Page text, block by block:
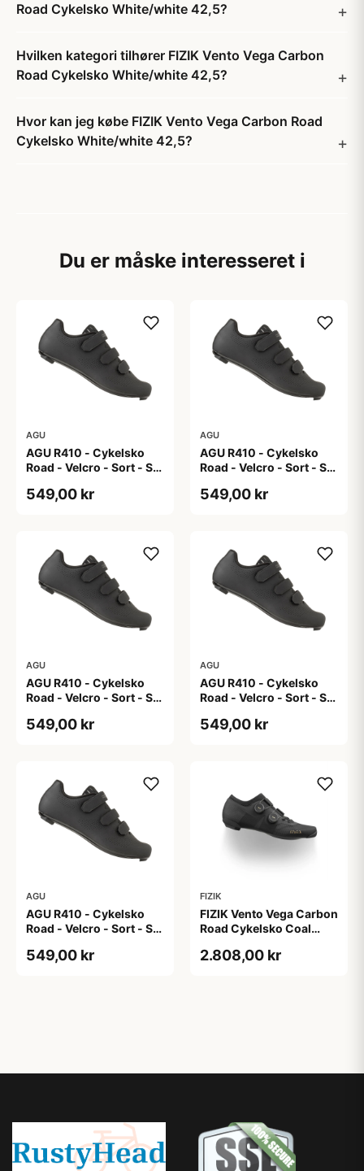
Road Cykelsko White/white 42,5?
Hvilken kategori tilhører FIZIK Vento Vega Carbon
Road Cykelsko White/white 42,5?
Hvor kan jeg købe FIZIK Vento Vega Carbon Road
Cykelsko White/white 42,5?
Du er måske interesseret i
AGU
AGU R410 - Cykelsko
Road - Velcro - Sort - Str.
549,00 kr
AGU
AGU R410 - Cykelsko
Road - Velcro - Sort - Str.
549,00 kr
AGU
AGU R410 - Cykelsko
Road - Velcro - Sort - Str.
549,00 kr
AGU
AGU R410 - Cykelsko
Road - Velcro - Sort - Str.
549,00 kr
AGU
AGU R410 - Cykelsko
Road - Velcro - Sort - Str.
549,00 kr
FIZIK
FIZIK Vento Vega Carbon
Road Cykelsko Coal
2.808,00 kr